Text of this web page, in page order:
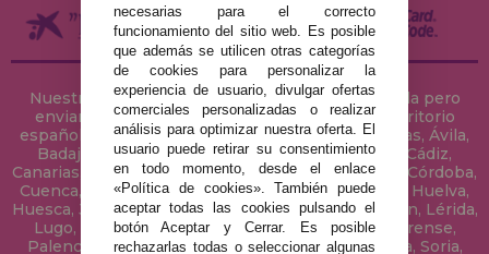
Nuestra tienda de puzzles está ubicada en Sevilla pero
enviamos tus puzzles a cualquier ciudad del territorio
español: Álava, Albacete, Alicante, Almería, Asturias, Ávila,
Badajoz, Baleares, Barcelona, Burgos, Cáceres, Cádiz,
Canarias, Cantabria, Castellón, Ceuta, Ciudad Real, Córdoba,
Cuenca, Gerona, Granada, Guadalajara, Guipúzcoa, Huelva,
Huesca, Jaén, La Coruña, La Rioja, Las Palmas, Leon, Lérida,
Lugo, Madrid, Málaga, Melilla, Murcia, Navarra, Orense,
Palencia, Pontevedra, Salamanca, Segovia, Sevilla, Soria,
necesarias para el correcto
funcionamiento del sitio web. Es posible
que además se utilicen otras categorías
de cookies para personalizar la
experiencia de usuario, divulgar ofertas
comerciales personalizadas o realizar
análisis para optimizar nuestra oferta. El
usuario puede retirar su consentimiento
en todo momento, desde el enlace
«Política de cookies». También puede
aceptar todas las cookies pulsando el
botón Aceptar y Cerrar. Es posible
rechazarlas todas o seleccionar algunas